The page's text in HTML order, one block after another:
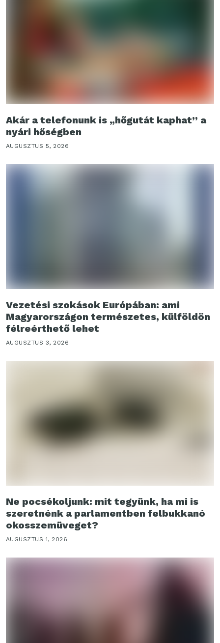
Akár a telefonunk is „hőgutát kaphat” a
nyári hőségben
AUGUSZTUS 5, 2026
Vezetési szokások Európában: ami
Magyarországon természetes, külföldön
félreérthető lehet
AUGUSZTUS 3, 2026
Ne pocsékoljunk: mit tegyünk, ha mi is
szeretnénk a parlamentben felbukkanó
okosszemüveget?
AUGUSZTUS 1, 2026